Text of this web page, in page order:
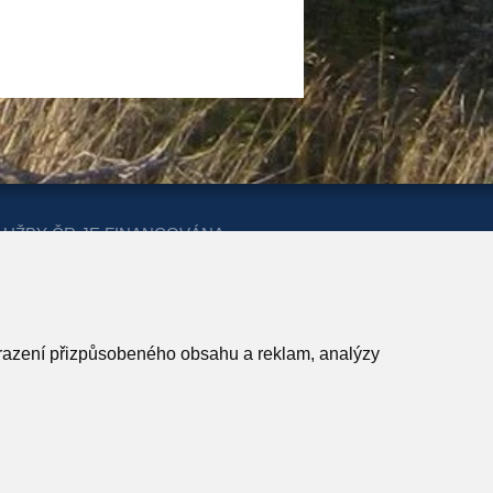
přizpůsobeného obsahu a reklam, analýzy
ČR JE FINANCOVÁNA